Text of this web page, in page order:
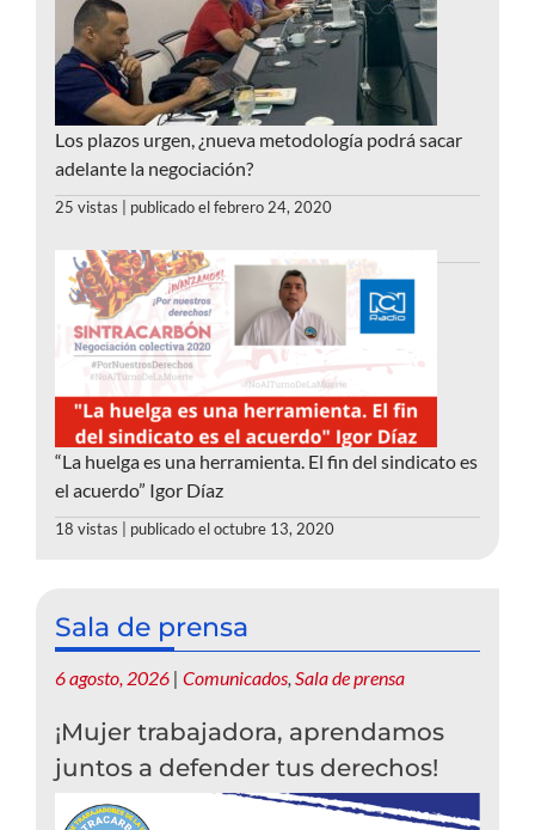
Los plazos urgen, ¿nueva metodología podrá sacar
adelante la negociación?
25 vistas publicado el febrero 24, 2020
“La huelga es una herramienta. El fin del sindicato es
el acuerdo” Igor Díaz
18 vistas publicado el octubre 13, 2020
Sala de prensa
6 agosto, 2026 | Comunicados, Sala de prensa
¡Mujer trabajadora, aprendamos
juntos a defender tus derechos!